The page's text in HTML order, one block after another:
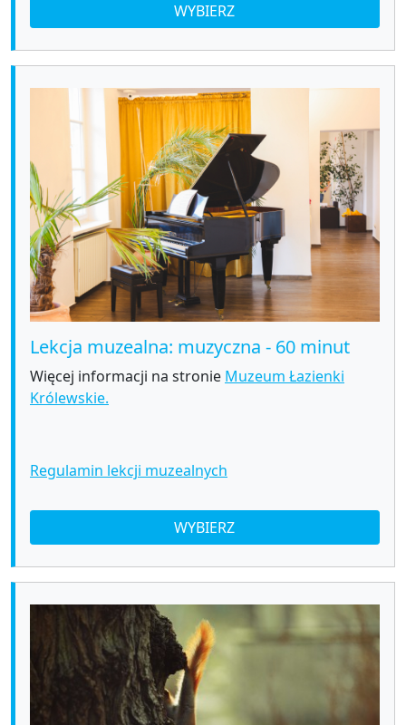
WYBIERZ
Lekcja muzealna: muzyczna - 60 minut
Więcej informacji na stronie Muzeum Łazienki
Królewskie.
Regulamin lekcji muzealnych
WYBIERZ